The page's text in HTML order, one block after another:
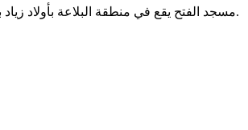
مسجد الفتح يقع في منطقة البلاعة بأولاد زياد بالجزائر. يُقام فيه الصلوات الخمس ويخدم سكان المنطقة المحليين.